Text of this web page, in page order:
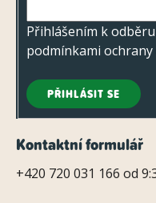
Přihlášením k
podmínkami
PŘIHLÁSIT SE
Kontaktní formulář
+420 720 031 166 od